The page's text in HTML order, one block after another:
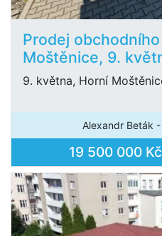
Prodej
Moštěnice, 9.
9. května, Horní
Alexandr Beták -
19 500 000 Kč